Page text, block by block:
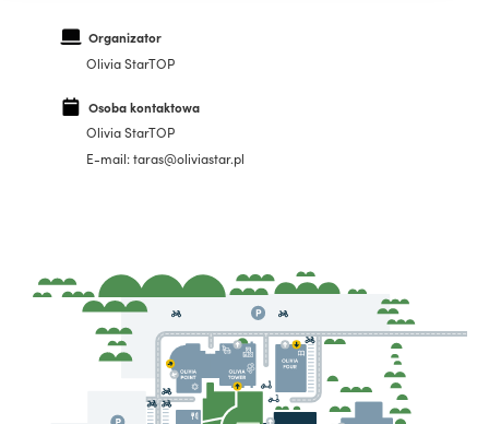
Organizator
Olivia StarTOP
Osoba kontaktowa
Olivia StarTOP
E-mail: taras@oliviastar.pl